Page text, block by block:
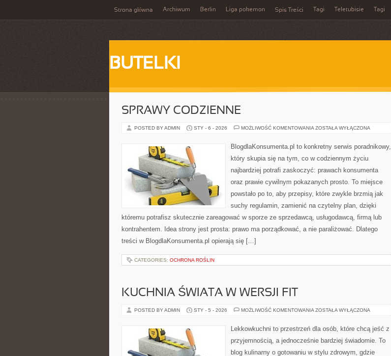
Strona główna Archiwum Berlin Liga pokemon Spis Treści Tagi Teletubisie Tagi
BUTELKI
SPRAWY CODZIENNE
POSTED BY ADMIN STY - 6 - 2026 MOŻLIWOŚĆ KOMENTOWANIA SPRAWY
ZOSTAŁA WYŁĄCZONA
BlogdlaKonsumenta.pl to konkretny serwis poradnikowy,
który skupia się na tym, co w codziennym życiu
najbardziej potrafi zaskoczyć: prawach konsumenta
oraz prawie cywilnym pokazanych prosto. To miejsce
powstało po to, aby przepisy, które zwykle brzmią jak
suchy regulamin, zamienić na czytelny plan, dzięki
któremu potrafisz skutecznie zareagować w sporze ze sprzedawcą, usługodawcą, firmą lub
kontrahentem. Idea strony jest prosta: prawo ma porządkować, a nie paraliżować. Dlatego
treści w BlogdlaKonsumenta.pl opierają się […]
CATEGORIES: OCHRONA ROŚLIN
KUCHNIA ŚWIATA W WERSJI FIT
POSTED BY ADMIN STY - 5 - 2026 MOŻLIWOŚĆ KOMENTOWANIA KUCHNIA
WERSJI
FIT
ZOSTAŁA WYŁĄCZONA
Lekkowkuchni to przestrzeń dla osób, które chcą jeść z
przyjemnością, a jednocześnie bardziej świadomie. To
blog kulinarny o gotowaniu w stylu zdrowym, gdzie